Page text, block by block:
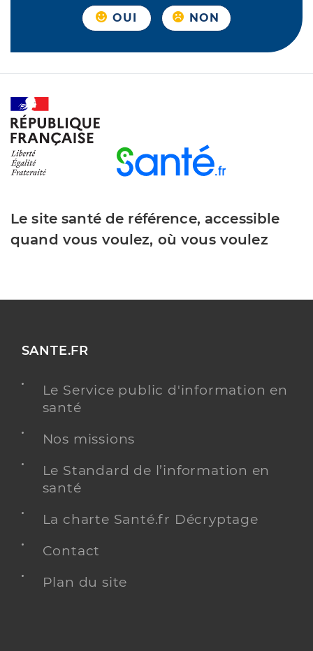
OUI NON
Le site santé de référence, accessible
quand vous voulez, où vous voulez
SANTE.FR
Le Service public d'information en
santé
Nos missions
Le Standard de l’information en
santé
La charte Santé.fr Décryptage
Contact
Plan du site